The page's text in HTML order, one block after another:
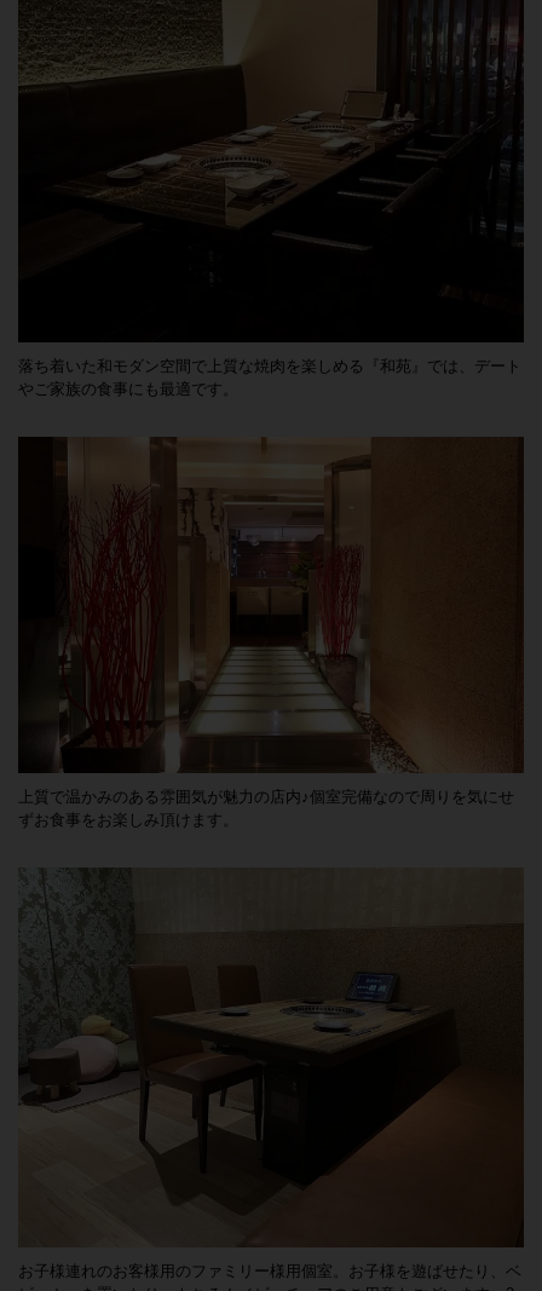
落ち着いた和モダン空間で上質な焼肉を楽しめる『和苑』では、デート
やご家族の食事にも最適です。
上質で温かみのある雰囲気が魅力の店内♪個室完備なので周りを気にせ
ずお食事をお楽しみ頂けます。
お子様連れのお客様用のファミリー様用個室。お子様を遊ばせたり、ベ